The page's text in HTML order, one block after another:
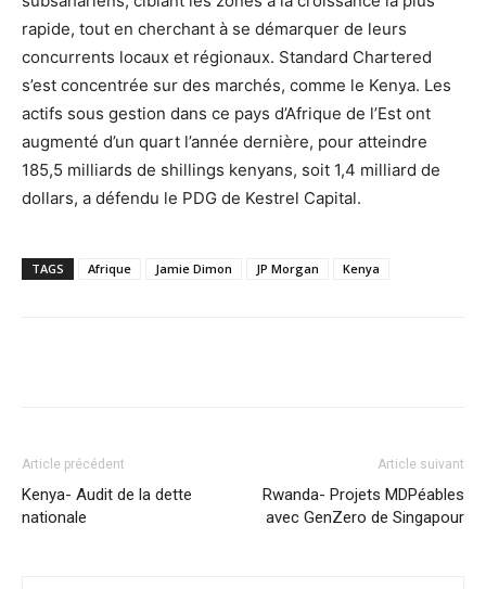
rapide, tout en cherchant à se démarquer de leurs
concurrents locaux et régionaux. Standard Chartered
s’est concentrée sur des marchés, comme le Kenya. Les
actifs sous gestion dans ce pays d’Afrique de l’Est ont
augmenté d’un quart l’année dernière, pour atteindre
185,5 milliards de shillings kenyans, soit 1,4 milliard de
dollars, a défendu le PDG de Kestrel Capital.
TAGS Afrique Jamie Dimon JP Morgan Kenya
Article précédent
Kenya- Audit de la dette
nationale
Article suivant
Rwanda- Projets MDPéables
avec GenZero de Singapour